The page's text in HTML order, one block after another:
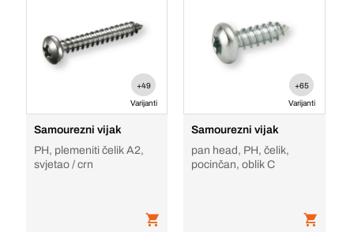
+49
Varijanti
Samourezni vijak
PH, plemeniti čelik A2,
svjetao / crn
+65
Varijanti
Samourezni vijak
pan head, PH, čelik,
pocinčan, oblik C